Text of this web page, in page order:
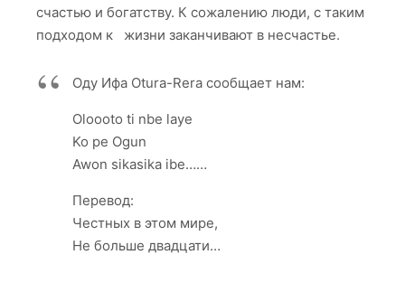
счастью и богатству. К сожалению люди, с таким
подходом к жизни заканчивают в несчастье.
Оду Ифа Otura-Rera сообщает нам:
Oloooto ti nbe laye
Ko pe Ogun
Awon sikasika ibe……
Перевод:
Честных в этом мире,
Не больше двадцати…